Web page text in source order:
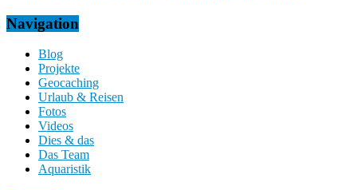
Navigation
Blog
Projekte
Geocaching
Urlaub & Reisen
Fotos
Videos
Dies & das
Das Team
Aquaristik